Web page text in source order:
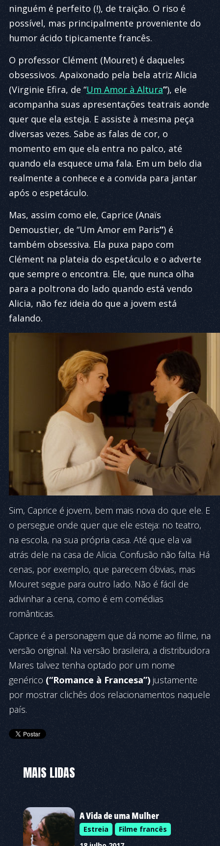
ninguém é perfeito (!), de traição. O riso é
possível, mas principalmente proveniente do
humor ácido tipicamente francês.
O professor Clément (Mouret) é daqueles
obsessivos. Apaixonado pela bela atriz Alicia
(Virginie Efira, de “Um Amor à Altura”), ele
acompanha suas apresentações teatrais aonde
quer que ela esteja. E assiste à mesma peça
diversas vezes. Sabe as falas de cor, o
momento em que ela entra no palco, até
quando ela esquece uma fala. Em um belo dia
realmente a conhece e a convida para jantar
após o espetáculo.
Mas, assim como ele, Caprice (Anaïs
Demoustier, de “Um Amor em Paris”) é
também obsessiva. Ela puxa papo com
Clément na plateia do espetáculo e o adverte
que sempre o encontra. Ele, que nunca olha
para a poltrona do lado quando está vendo
Alicia, não fez ideia do que a jovem está
falando.
Sim, Caprice é jovem, bem mais nova do que ele. E
o persegue onde quer que ele esteja: no teatro,
na escola, na sua própria casa. Até que ela vai
atrás dele na casa de Alicia. Confusão não falta. Há
cenas, por exemplo, que parecem óbvias, mas
Mouret segue para outro lado. Não é fácil de
adivinhar a cena, como é em comédias
românticas.
Caprice é a personagem que dá nome ao filme, na
versão original. Na versão brasileira, a distribuidora
Mares talvez tenha optado por um nome
genérico (“Romance à Francesa”) justamente
por mostrar clichês dos relacionamentos naquele
país.
MAIS LIDAS
A Vida de uma Mulher
Estreia
Filme francês